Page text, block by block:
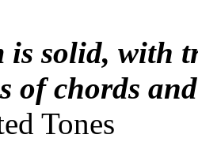
is solid, with
of chords
Tones